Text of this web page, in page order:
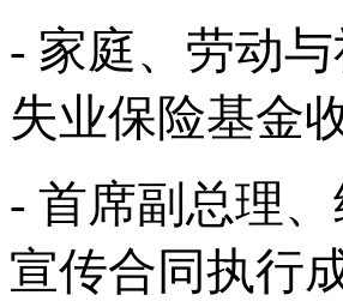
- 家庭、劳动
失业保险基金
- 首席副总理
宣传合同执行